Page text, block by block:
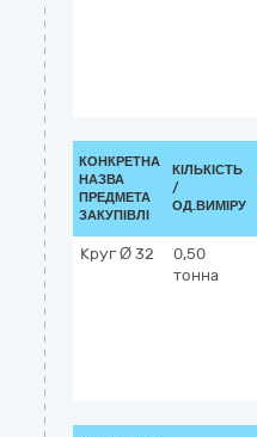
КОНКРЕТНА
НАЗВА
ПРЕДМЕТА
ЗАКУПІВЛІ
КІЛЬКІСТЬ
/
ОД.ВИМІРУ
Круг Ø 32
0,50
тонна